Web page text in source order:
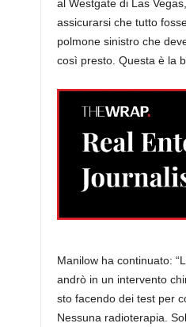
al Westgate di Las
assicurarsi che tutto
polmone sinistro che
così presto. Questa è la
Manilow ha continuato:
andrò in un intervento
sto facendo dei test per
Nessuna radioterapia.